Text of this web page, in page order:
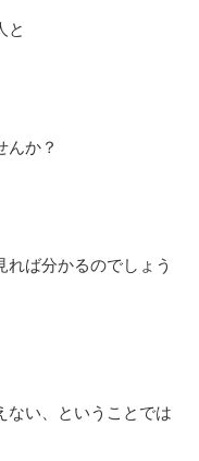
と
んか？
ば分かるのでしょう
ない、ということでは